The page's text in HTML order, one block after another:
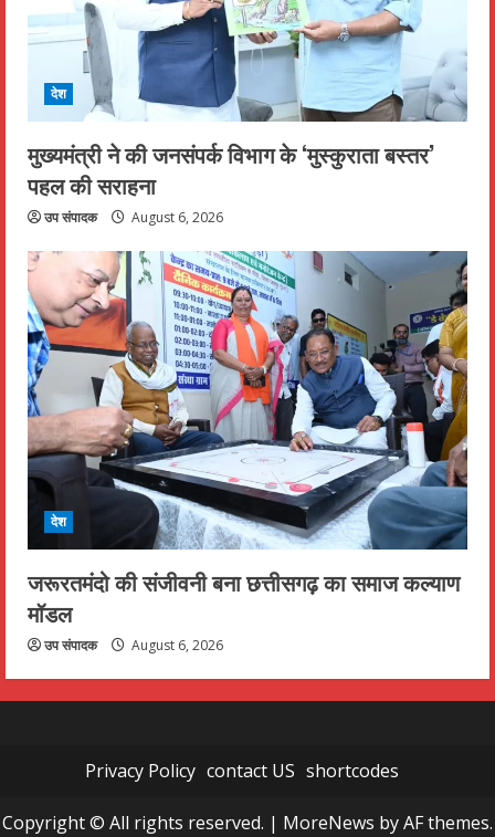
देश
मुख्यमंत्री ने की जनसंपर्क विभाग के ‘मुस्कुराता बस्तर’
पहल की सराहना
उप संपादक August 6, 2026
देश
जरूरतमंदो की संजीवनी बना छत्तीसगढ़ का समाज कल्याण
मॉडल
उप संपादक August 6, 2026
Privacy Policy contact US shortcodes
Copyright © All rights reserved. | MoreNews by AF themes.